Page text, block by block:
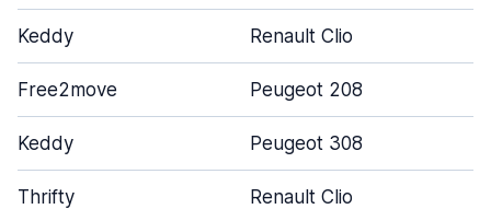
Keddy Renault Clio
Free2move Peugeot 208
Keddy Peugeot 308
Thrifty Renault Clio